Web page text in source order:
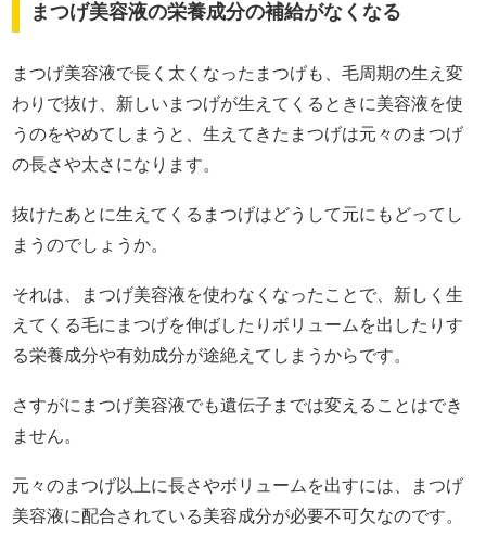
まつげ美容液の栄養成分の補給がなくなる
まつげ美容液で長く太くなったまつげも、毛周期の生え変
わりで抜け、新しいまつげが生えてくるときに美容液を使
うのをやめてしまうと、生えてきたまつげは元々のまつげ
の長さや太さになります。
抜けたあとに生えてくるまつげはどうして元にもどってし
まうのでしょうか。
それは、まつげ美容液を使わなくなったことで、新しく生
えてくる毛にまつげを伸ばしたりボリュームを出したりす
る栄養成分や有効成分が途絶えてしまうからです。
さすがにまつげ美容液でも遺伝子までは変えることはでき
ません。
元々のまつげ以上に長さやボリュームを出すには、まつげ
美容液に配合されている美容成分が必要不可欠なのです。